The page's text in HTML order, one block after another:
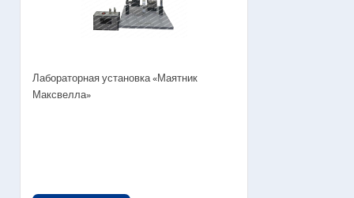
Лабораторная установка «Маятник
Максвелла»